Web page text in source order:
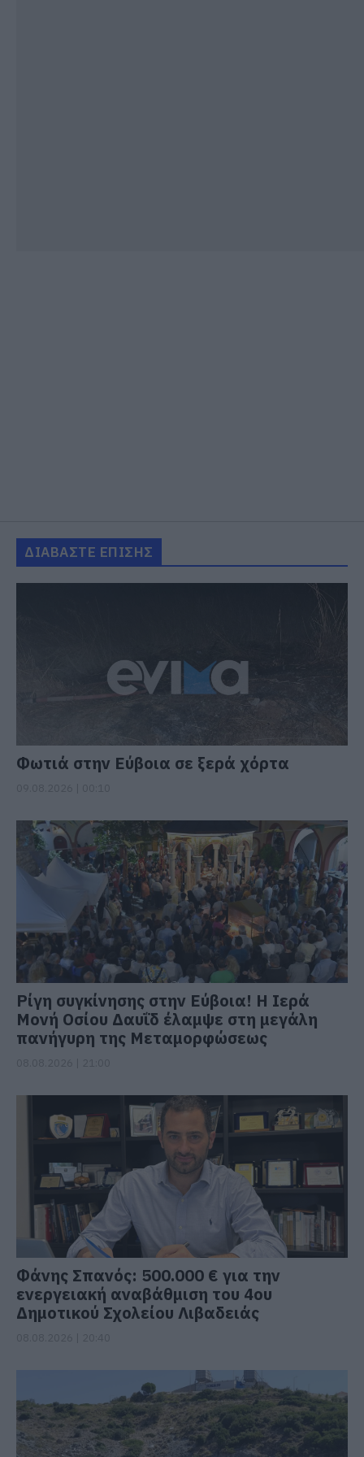
ΔΙΑΒΑΣΤΕ ΕΠΙΣΗΣ
Φωτιά στην Εύβοια σε ξερά χόρτα
Ρίγη συγκίνησης στην Εύβοια! Η Ιερά
Μονή Οσίου Δαυΐδ έλαμψε στη μεγάλη
πανήγυρη της Μεταμορφώσεως
Φάνης Σπανός: 500.000 € για την
ενεργειακή αναβάθμιση του 4ου
Δημοτικού Σχολείου Λιβαδειάς